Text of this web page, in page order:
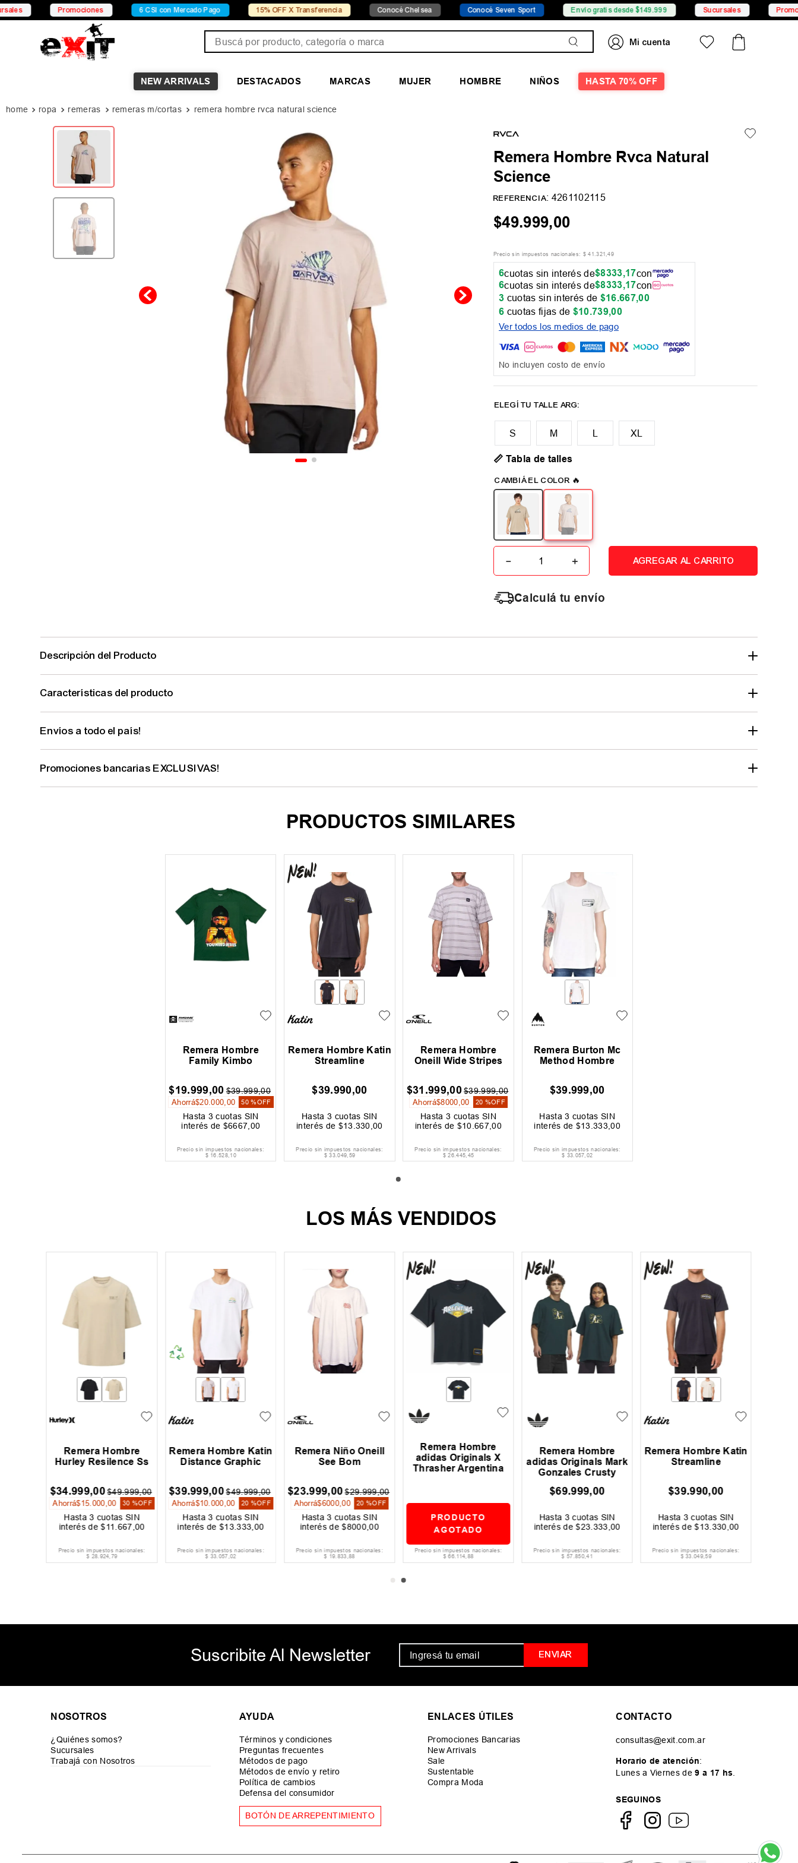
Promociones 6 CSI con Mercado Pago 15% OFF X Transferencia Conocé Chelsea Conocé Seven Sport Envío gratis desde $149.999 Sucursales Promociones
NEW ARRIVALS DESTACADOS MARCAS MUJER HOMBRE NIÑOS HASTA 70% OFF
ropa remeras remeras m/cortas remera hombre rvca natural science
Remera Hombre Rvca Natural
Science
REFERENCIA: 4261102115
$49.999,00
Precio sin impuestos nacionales: $ 41.321,49
6cuotas sin interés de$8333,17con
6cuotas sin interés de$8333,17con
3 cuotas sin interés de $16.667,00
6 cuotas fijas de $10.739,00
Ver todos los medios de pago
No incluyen costo de envío
M L XL
📏 Tabla de talles
＋
－ AGREGAR AL CARRITO
Calculá tu envío
Descripción del Producto
Características del producto
Envíos a todo el país!
Promociones bancarias EXCLUSIVAS!
PRODUCTOS SIMILARES
Remera Hombre
Family Kimbo
$19.999,00 $39.999,00
Ahorrá$20.000 00 50 %OFF
Hasta 3 cuotas SIN
interés de $6667 00
Precio sin impuestos nacionales:
$ 16.528,10
Remera Hombre Katin
Streamline
$39.990,00
Hasta 3 cuotas SIN
interés de $13 330 ,00
Precio sin impuestos nacionales:
$ 33.049,59
Remera Hombre
Oneill Wide Stripes
$31 .999,00$39.999,00
Ahorrá$8000 ,00 20 %OFF
Hasta3 cuotas SIN
interés de $10 667,00
Precio sin impuestos nacionales:
$ 26.445,45
Remera Burton Mc
Method Hombre
$39.999,00
Hasta3 cuotas SIN
interés de $13 .333 ,00
Precio sin impuestos nacionales:
$ 33.057,02
LOS MÁS VENDIDOS
Remera Hombre
Hurley Resilence Ss
$34.999,00 $49.999,00
Ahorrá$15.000,00 30 %OFF
Hasta3 cuotas SIN
interés de$11.667,00
Precio sin impuestos nacionales:
$ 28.924,79
Remera Hombre Katin
Distance Graphic
$39.999,00 $49.999,00
Ahorrá$10.000,00 20 %OFF
Hasta3 cuotas SIN
interés de$13.333,00
Precio sin impuestos nacionales:
$ 33.057,02
Remera Niño Oneill
See Bom
$23.999,00 $29.999,00
Ahorrá$6000,00 20 %OFF
Hasta3 cuotas SIN
interés de$8000,00
Precio sin impuestos nacionales:
$ 19.833,88
Remera Hombre
adidas Originals X
Thrasher Argentina
PRODUCTO
AGOTADO
Precio sin impuestos nacionales:
$ 66.114,88
Remera Hombre
adidas Originals Mark
Gonzales Crusty
$69.999,00
Hasta3 cuotas SIN
interés de$23.333,00
Precio sin impuestos nacionales:
$ 57.850,41
Remera Hombre Katin
Streamline
$39.990,00
Hasta3 cuotas SIN
interés de$13.330,00
Precio sin impuestos nacionales:
$ 33.049,59
Suscribite Al Newsletter ENVIAR
NOSOTROS
¿Quiénes somos?
Sucursales
Trabajá con Nosotros
AYUDA
Términos y condiciones
Preguntas frecuentes
Métodos de pago
Métodos de envío y retiro
Política de cambios
Defensa del consumidor
BOTÓN DE ARREPENTIMIENTO
ENLACES ÚTILES
Promociones Bancarias
New Arrivals
Sale
Sustentable
Compra Moda
CONTACTO
consultas@exit.com.ar
Horario de atención:
Lunes a Viernes de9 a 17 hs
SEGUINOS